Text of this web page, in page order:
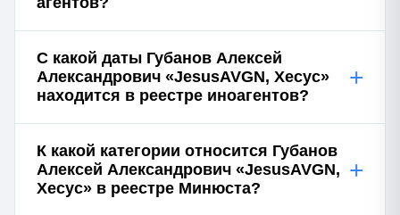
С какой даты Губанов Алексей
Александрович «JesusAVGN, Хесус»
находится в реестре иноагентов?
+
К какой категории относится Губанов
Алексей Александрович «JesusAVGN,
Хесус» в реестре Минюста?
+